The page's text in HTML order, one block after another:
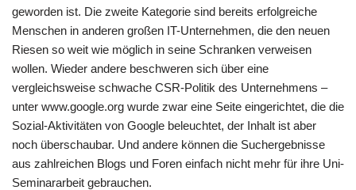
geworden ist. Die zweite Kategorie sind bereits erfolgreiche
Menschen in anderen großen IT-Unternehmen, die den neuen
Riesen so weit wie möglich in seine Schranken verweisen
wollen. Wieder andere beschweren sich über eine
vergleichsweise schwache CSR-Politik des Unternehmens –
unter www.google.org wurde zwar eine Seite eingerichtet, die die
Sozial-Aktivitäten von Google beleuchtet, der Inhalt ist aber
noch überschaubar. Und andere können die Suchergebnisse
aus zahlreichen Blogs und Foren einfach nicht mehr für ihre Uni-
Seminararbeit gebrauchen.